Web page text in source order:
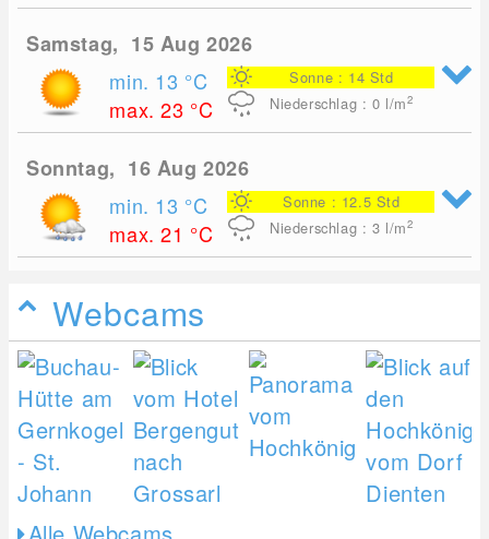
Samstag, 15 Aug 2026
min. 13 °C
max. 23 °C
Sonne : 14 Std
Niederschlag : 0 l/m2
Sonntag, 16 Aug 2026
min. 13 °C
max. 21 °C
Sonne : 12.5 Std
Niederschlag : 3 l/m2
Webcams